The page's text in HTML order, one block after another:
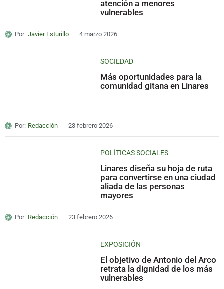
atención a menores
vulnerables
Por: Javier Esturillo 4 marzo 2026
SOCIEDAD
Más oportunidades para la
comunidad gitana en Linares
Por: Redacción 23 febrero 2026
POLÍTICAS SOCIALES
Linares diseña su hoja de ruta
para convertirse en una ciudad
aliada de las personas
mayores
Por: Redacción 23 febrero 2026
EXPOSICIÓN
El objetivo de Antonio del Arco
retrata la dignidad de los más
vulnerables